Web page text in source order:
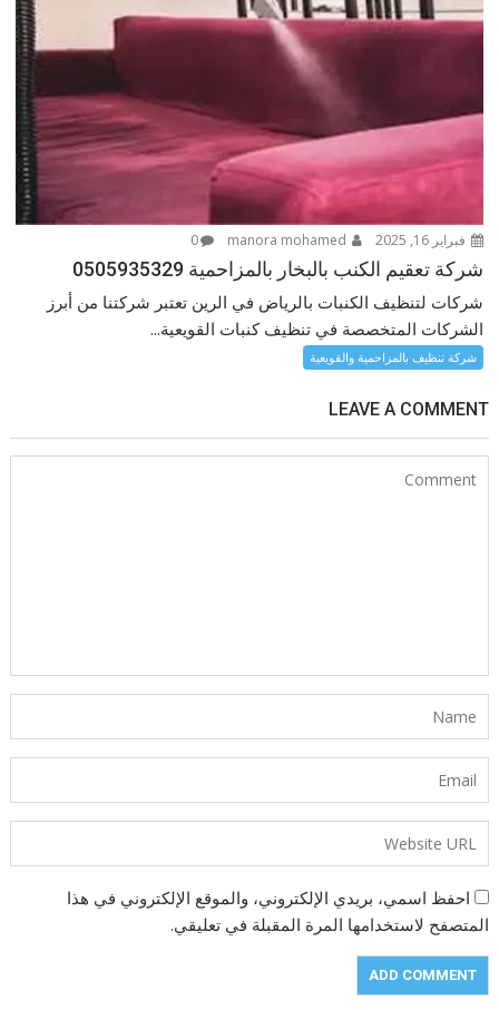
فبراير 16, 2025 0
شركة تعقيم الكنب بالبخار بالمزاحمية 0505935329
شركات لتنظيف الكنبات بالرياض في الرين تعتبر شركتنا من أبرز
الشركات المتخصصة في تنظيف كنبات القويعية...
شركة تنظيف بالمزاحمية والقويعية
LEAVE A COMMENT
احفظ اسمي، بريدي الإلكتروني، والموقع الإلكتروني في هذا
المتصفح لاستخدامها المرة المقبلة في تعليقي.